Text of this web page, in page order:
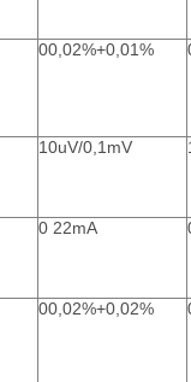
00,02%+0,01%
10uV/0,1mV
0 22mA
00,02%+0,02%